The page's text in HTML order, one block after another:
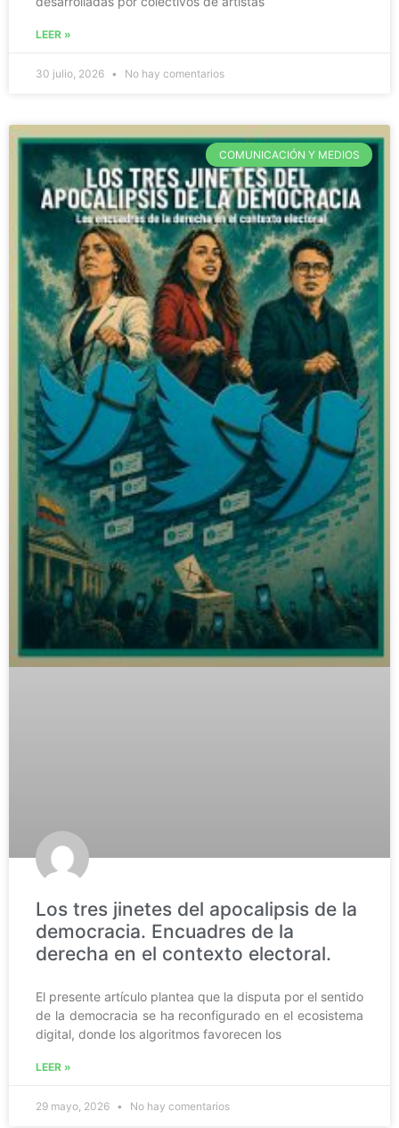
LEER »
30 julio, 2026 No hay comentarios
COMUNICACIÓN Y MEDIOS
Los tres jinetes del apocalipsis de la
democracia. Encuadres de la
derecha en el contexto electoral.
El presente artículo plantea que la disputa por el sentido
de la democracia se ha reconfigurado en el ecosistema
digital, donde los algoritmos favorecen los
LEER »
29 mayo, 2026 No hay comentarios